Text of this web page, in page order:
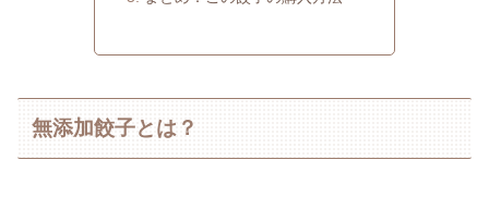
無添加餃子とは？